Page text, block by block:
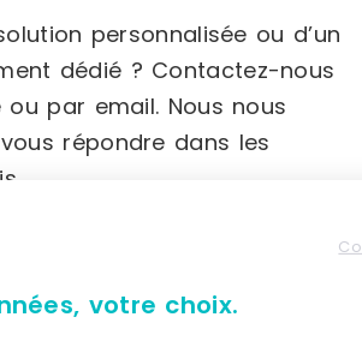
personnalisée ou d’un
dédié ? Contactez-nous
par email. Nous nous
répondre dans les
similaires
votre choix.